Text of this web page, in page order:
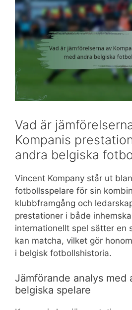
Vad är
Kompanis
andra belgiska
Vincent Kompany står ut
fotbollsspelare för sin
klubbframgång och
prestationer i både
internationellt spel sätter en
kan matcha, vilket gör
i belgisk fotbollshistoria.
Jämförande analys med
belgiska spelare